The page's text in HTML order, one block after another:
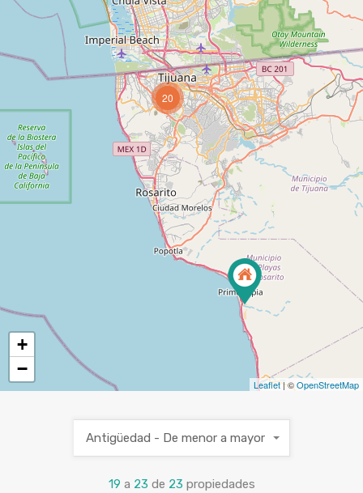
20
+
−
Leaflet| ©OpenStreetMap
19 a 23 de 23 propiedades
Antigüedad - De menor a mayor